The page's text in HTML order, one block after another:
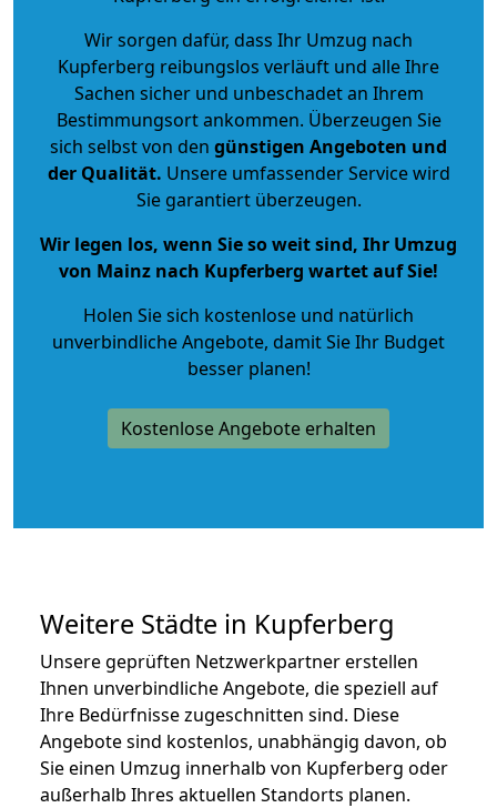
Wir sorgen dafür, dass Ihr Umzug nach
Kupferberg reibungslos verläuft und alle Ihre
Sachen sicher und unbeschadet an Ihrem
Bestimmungsort ankommen. Überzeugen Sie
sich selbst von den günstigen Angeboten und
der Qualität. Unsere umfassender Service wird
Sie garantiert überzeugen.
Wir legen los, wenn Sie so weit sind, Ihr Umzug
von Mainz nach Kupferberg wartet auf Sie!
Holen Sie sich kostenlose und natürlich
unverbindliche Angebote, damit Sie Ihr Budget
besser planen!
Kostenlose Angebote erhalten
Weitere Städte in Kupferberg
Unsere geprüften Netzwerkpartner erstellen
Ihnen unverbindliche Angebote, die speziell auf
Ihre Bedürfnisse zugeschnitten sind. Diese
Angebote sind kostenlos, unabhängig davon, ob
Sie einen Umzug innerhalb von Kupferberg oder
außerhalb Ihres aktuellen Standorts planen.